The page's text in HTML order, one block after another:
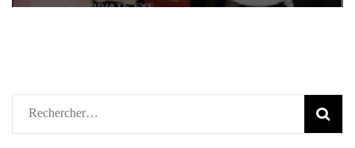
Rechercher :